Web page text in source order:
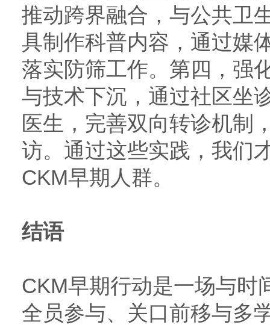
推动跨界融合，与公共卫
具制作科普内容，通过媒
落实防筛工作。第四，强
与技术下沉，通过社区坐
医生，完善双向转诊机制
访。通过这些实践，我们
CKM早期人群。
结语
CKM早期行动是一场与时
全员参与、关口前移与多